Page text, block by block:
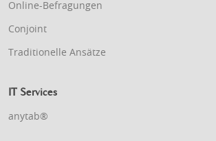
Online-Befragungen
Conjoint
Traditionelle Ansätze
IT Services
anytab®